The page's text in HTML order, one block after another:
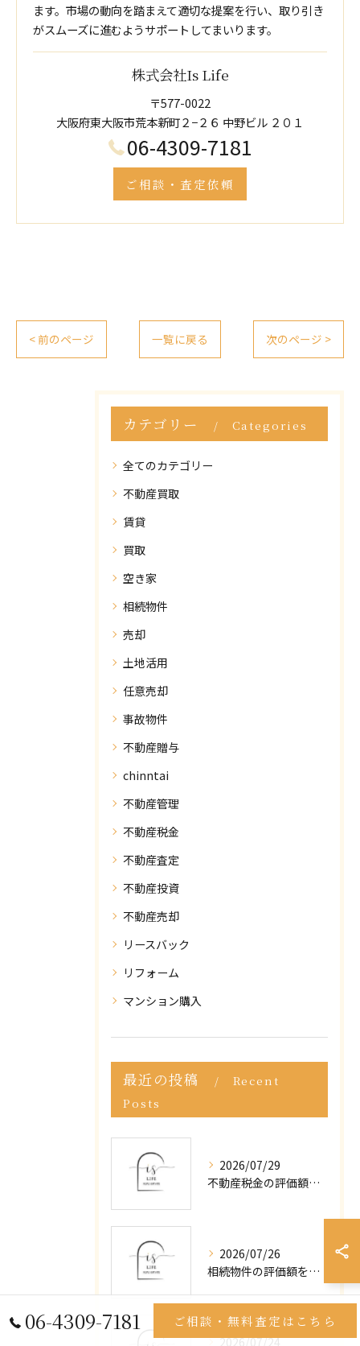
ます。市場の動向を踏まえて適切な提案を行い、取り引き
がスムーズに進むようサポートしてまいります。
株式会社Is Life
〒577-0022
大阪府東大阪市荒本新町２−２６ 中野ビル ２０１
06-4309-7181
ご相談・査定依頼
< 前のページ 一覧に戻る 次のページ >
カテゴリー Categories
全てのカテゴリー
不動産買取
賃貸
買取
空き家
相続物件
売却
土地活用
任意売却
事故物件
不動産贈与
chinntai
不動産管理
不動産税金
不動産査定
不動産投資
不動産売却
リースバック
リフォーム
マンション購入
最近の投稿
Recent
Posts
2026/07/29
不動産税金の評価額を東大阪市で正しく調べる実践ガイド
2026/07/26
相続物件の評価額を大阪府東大阪市で正しく知るための全手順と注意点
2026/07/24
06-4309-7181 ご相談・無料査定はこちら